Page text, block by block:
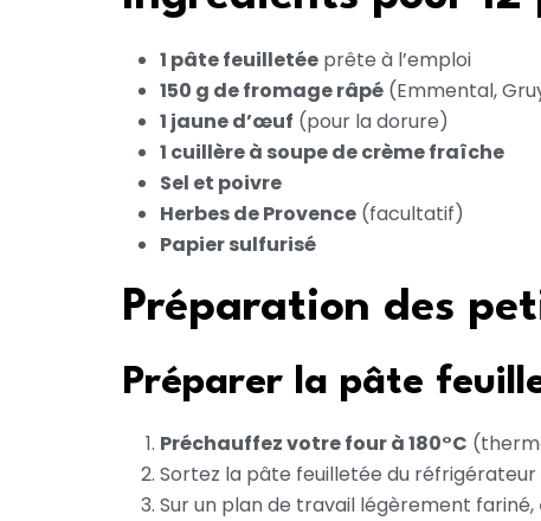
1 pâte feuilletée prête à l’emploi
150 g de fromage râpé (Emmental,
1 jaune d’œuf (pour la dorure)
1 cuillère à soupe de crème fraîche
Sel et poivre
Herbes de Provence (facultatif)
Papier sulfurisé
Préparation des
Préparer la pâte
Préchauffez votre four à 180°C
Sortez la pâte feuilletée du réfrigérateur
Sur un plan de travail légèrement fariné,